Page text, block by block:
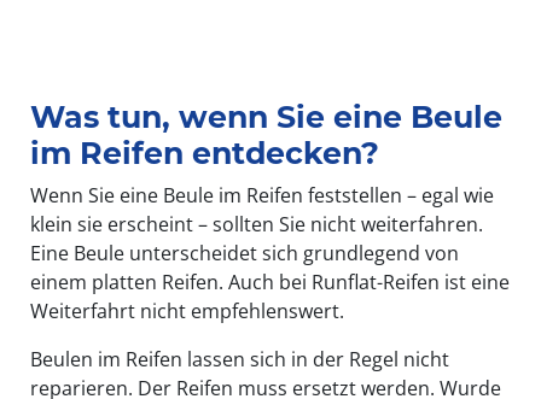
Was tun, wenn Sie eine Beule
im Reifen entdecken?
Wenn Sie eine Beule im Reifen feststellen – egal wie
klein sie erscheint – sollten Sie nicht weiterfahren.
Eine Beule unterscheidet sich grundlegend von
einem platten Reifen. Auch bei Runflat-Reifen ist eine
Weiterfahrt nicht empfehlenswert.
Beulen im Reifen lassen sich in der Regel nicht
reparieren. Der Reifen muss ersetzt werden. Wurde